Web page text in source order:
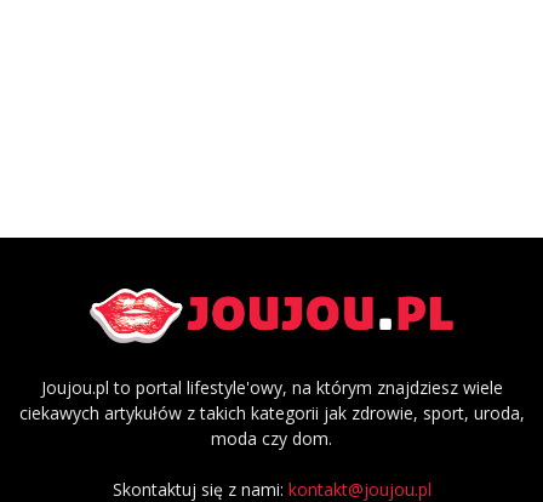
Joujou.pl to portal lifestyle'owy, na którym znajdziesz wiele
ciekawych artykułów z takich kategorii jak zdrowie, sport, uroda,
moda czy dom.
Skontaktuj się z nami: kontakt@joujou.pl